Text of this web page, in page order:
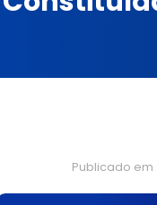
Publicado em